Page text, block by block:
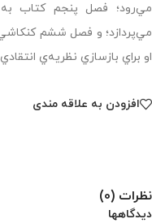
مي‌رود؛ فصل پنجم كتاب
مي‌پردازد؛ و فصل ششم
او براي بازسازي نظريه‌ي
افزودن به علاقه مندی
نظرات (0)
دیدگاهها